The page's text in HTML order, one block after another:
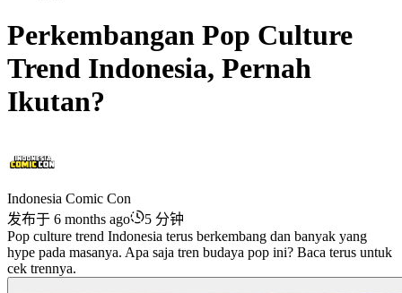
Perkembangan Pop Culture
Trend Indonesia, Pernah
Ikutan?
Indonesia Comic Con
发布于 6 months ago
5 分钟
Pop culture trend Indonesia terus berkembang dan banyak yang
hype pada masanya. Apa saja tren budaya pop ini? Baca terus untuk
cek trennya.